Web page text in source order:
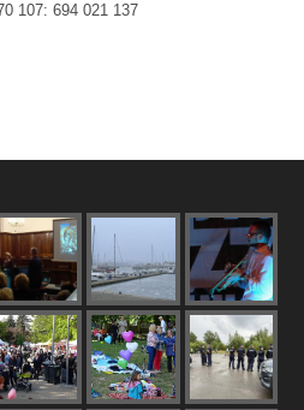
107: 694 021 137